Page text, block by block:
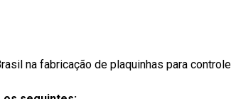
na fabricação de plaquinhas para